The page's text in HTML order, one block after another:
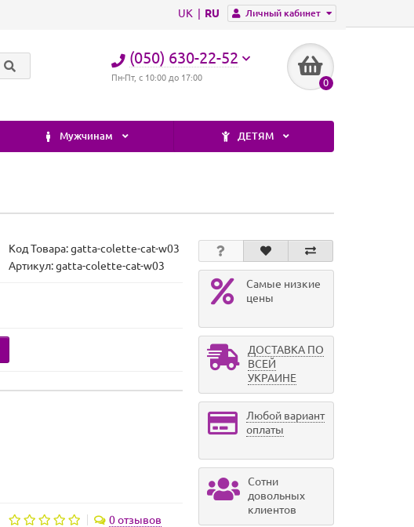
Личный кабинет
UK RU
(050) 630-22-52
Пн-Пт, с 10:00 до 17:00 0
Мужчинам ДЕТЯМ
Код Товара:gatta-colette-cat-w03
Артикул: gatta-colette-cat-w03
0 отзывов
Самые низкие
цены
ДОСТАВКА ПО
ВСЕЙ
УКРАИНЕ
Любой вариант
оплаты
Сотни
довольных
клиентов